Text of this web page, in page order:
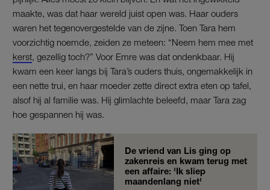
maakte, was dat haar wereld juist open was. Haar ouders
waren het tegenovergestelde van de zijne. Toen Tara hem
voorzichtig noemde, zeiden ze meteen: “Neem hem mee met
kerst, gezellig toch?” Voor Emre was dat ondenkbaar. Hij
kwam een keer langs bij Tara’s ouders thuis, ongemakkelijk in
een nette trui, en haar moeder zette direct extra eten op tafel,
alsof hij al familie was. Hij glimlachte beleefd, maar Tara zag
hoe gespannen hij was.
De vriend van Lis ging op
zakenreis en kwam terug met
een affaire: 'Ik sliep
maandenlang niet'